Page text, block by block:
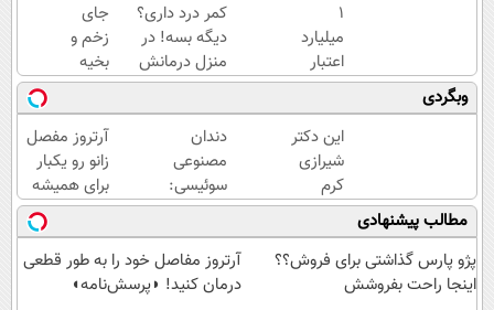
۱
میلیارد
اعتبار
خرید
طلا |
بدون
ضامن
و چک
کمر درد داری؟
دیگه بسه! در
منزل درمانش
کن
(◀پرسش‌نامه)
جای
زخم و
بخیه
داری؟؟
3
هفته‌ای
محوش
کن!
وبگردی
این دکتر
شیرازی
کرم
ترمیم
زخم
ایرانی را
دندان
مصنوعی
سوئیسی:
جدیدترین
فناوری
اروپا،
سبک و
آرتروز مفصل
زانو رو یکبار
برای همیشه
درمان کن!
◗پرسش‌نامه◖
مطالب پیشنهادی
پژو پارس گذاشتی برای فروش؟؟
اینجا راحت بفروشش
آرتروز مفاصل خود را به طور قطعی
درمان کنید! ◗پرسش‌نامه◖